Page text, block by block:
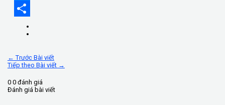
Messenger
Share
← Trước Bài viết
Tiếp theo Bài viết →
0 0 đánh giá
Đánh giá bài viết